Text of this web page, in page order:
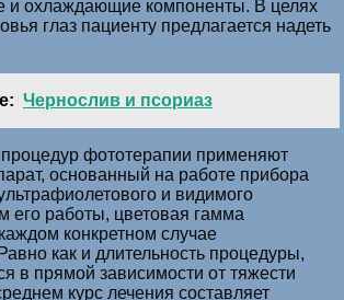
и охлаждающие компоненты. В целях
глаз пациенту предлагается надеть
Чернослив и псориаз
фототерапии применяют
основанный на работе прибора
и видимого
его работы, цветовая гамма
конкретном случае
как и длительность процедуры,
в прямой зависимости от тяжести
курс лечения составляет